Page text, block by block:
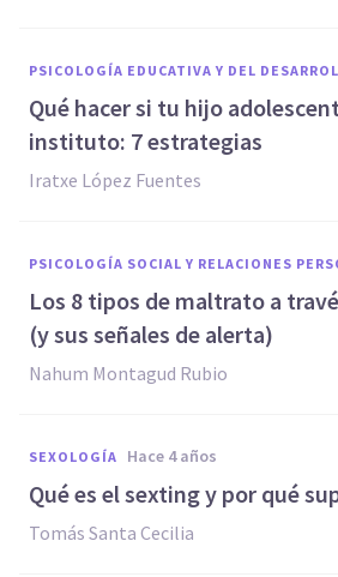
PSICOLOGÍA EDUCATIVA Y DEL
Qué hacer si tu hijo
instituto: 7 estrategias
Iratxe López Fuentes
PSICOLOGÍA SOCIAL Y RELACIONES
Los 8 tipos de maltrato a
(y sus señales de alerta)
Nahum Montagud Rubio
SEXOLOGÍA hace 4 años
Qué es el sexting y por qué
Tomás Santa Cecilia